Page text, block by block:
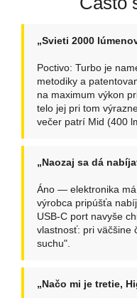
„Svieti 2000
Poctivo: Turbo je
metodiky a
na maximum výkon
telo jej pri tom
večer patrí Mid (400
„Naozaj sa dá
Áno — elektronika
výrobca pripúšťa
USB-C port navyše
vlastnosť: pri väčšine
suchu".
„Načo mi je tretie,